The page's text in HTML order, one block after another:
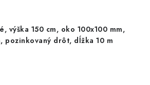
výška 150 cm, oko 100x100 mm,
pozinkovaný drôt, dĺžka 10 m